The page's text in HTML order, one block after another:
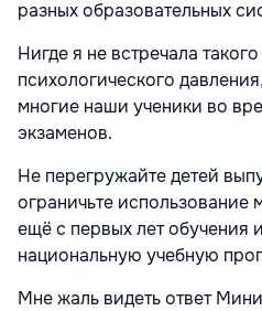
разных образовательных
Нигде я не встречала
психологического
многие наши ученики во
экзаменов.
Не перегружайте детей
ограничьте использование
ещё с первых лет обучения
национальную учебную
Мне жаль видеть ответ